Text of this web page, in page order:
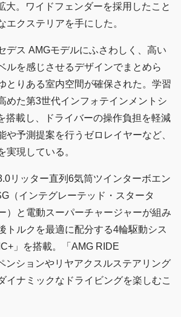
大。ワイドフェンダーを採用したこと
エクステリアを手にした。
デス AMGモデルにふさわしく、高い
ルを感じさせるデザインでまとめら
とりある室内空間が確保された。学習
めた第3世代インフォテインメントシ
搭載し、ドライバーの操作負担を軽減
や予測提案を行うゼロレイヤーなど、
実現している。
リッター直列6気筒ツインターボエン
（インテグレーテッド・スタータ
）と電動スーパーチャージャーが組み
トルクを最適に配分する4輪駆動シス
」を搭載。「AMG RIDE
ンションやリヤアクスルステアリング
イナミックなドライビングを楽しむこ